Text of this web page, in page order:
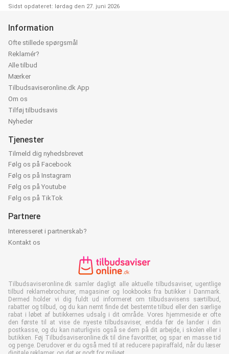
Sidst opdateret: lørdag den 27. juni 2026
Information
Ofte stillede spørgsmål
Reklamér?
Alle tilbud
Mærker
Tilbudsaviseronline.dk App
Om os
Tilføj tilbudsavis
Nyheder
Tjenester
Tilmeld dig nyhedsbrevet
Følg os på Facebook
Følg os på Instagram
Følg os på Youtube
Følg os på TikTok
Partnere
Interesseret i partnerskab?
Kontakt os
Tilbudsaviseronline.dk samler dagligt alle aktuelle tilbudsaviser, ugentlige
tilbud reklamebrochurer, magasiner og lookbooks fra butikker i Danmark.
Dermed holder vi dig fuldt ud informeret om tilbudsavisens særtilbud,
rabatter og tilbud, og du kan nemt finde det bestemte tilbud eller den særlige
rabat i løbet af butikkernes udsalg i dit område. Vores hjemmeside er ofte
den første til at vise de nyeste tilbudsaviser, endda før de lander i din
postkasse, og du kan naturligvis også se dem på dit arbejde, i skolen eller i
butikken. Føj Tilbudsaviseronline.dk til dine favoritter, og spar en masse tid
og penge. Derudover er du også med til at reducere papiraffald, når du læser